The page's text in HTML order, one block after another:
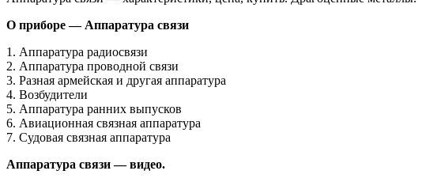
О приборе — Аппаратура связи
1. Аппаратура радиосвязи
2. Аппаратура проводной связи
3. Разная армейская и другая аппаратура
4. Возбудители
5. Аппаратура ранних выпусков
6. Авиационная связная аппаратура
7. Судовая связная аппаратура
Аппаратура связи — видео.